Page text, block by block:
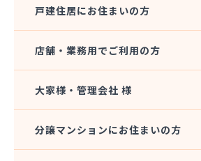
(株)TOKAI 相模原支店
(株)アオヤギ
(株)アンドウ 西谷営業所
(株)アンドウ 菅田店
(株)エコタ
(株)エネサンス関東 横浜営業所
戸建住居にお住まいの方
店舗・業務用でご利用の方
大家様・管理会社 様
分譲マンションにお住まいの方